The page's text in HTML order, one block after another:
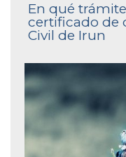
En qué
certificado de
Civil de Irun